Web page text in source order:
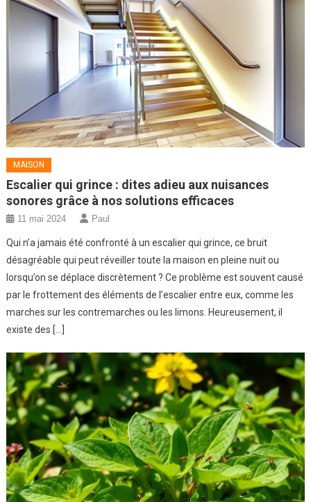
MAISON
Escalier qui grince : dites adieu aux nuisances
sonores grâce à nos solutions efficaces
11 mai 2024 Paul
Qui n’a jamais été confronté à un escalier qui grince, ce bruit
désagréable qui peut réveiller toute la maison en pleine nuit ou
lorsqu’on se déplace discrètement ? Ce problème est souvent causé
par le frottement des éléments de l’escalier entre eux, comme les
marches sur les contremarches ou les limons. Heureusement, il
existe des […]